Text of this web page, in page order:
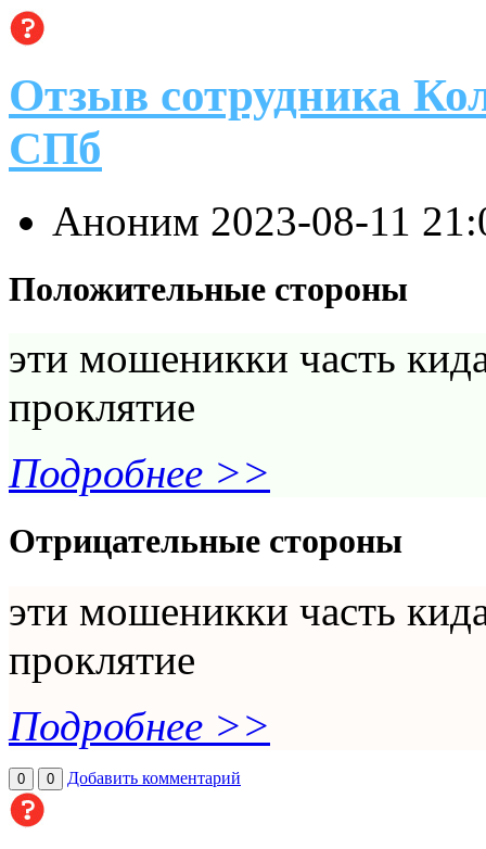
Отзыв сотрудника
СПб
Аноним 2023-08-11
Положительные стороны
эти мошеникки часть
проклятие
Подробнее >>
Отрицательные стороны
эти мошеникки часть
проклятие
Подробнее >>
0 0 Добавить комментарий